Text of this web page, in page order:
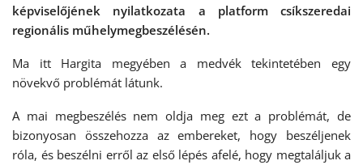
képviselőjének nyilatkozata a platform csíkszeredai
regionális műhelymegbeszélésén.
Ma itt Hargita megyében a medvék tekintetében egy
növekvő problémát látunk.
A mai megbeszélés nem oldja meg ezt a problémát, de
bizonyosan összehozza az embereket, hogy beszéljenek
róla, és beszélni erről az első lépés afelé, hogy megtaláljuk a